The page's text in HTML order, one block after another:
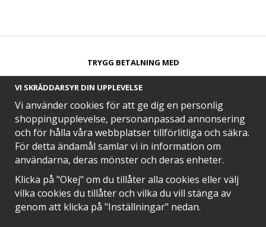
TRYGG BETALNING MED​
SNABB LEVERANS MED
EN DEL AV
VI SKRÄDDARSYR DIN UPPLEVELSE
Vi använder cookies för att ge dig en personlig
shoppingupplevelse, personanpassad annonsering
och för hålla våra webbplatser tillförlitliga och säkra.
För detta ändamål samlar vi in information om
användarna, deras mönster och deras enheter.
Klicka på "Okej" om du tillåter alla cookies eller välj
vilka cookies du tillåter och vilka du vill stänga av
genom att klicka på "Inställningar" nedan.